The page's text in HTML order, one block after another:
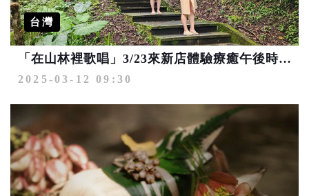
台灣
「在山林裡歌唱」3/23來新店體驗療癒午後時光
2025-03-12 09:30